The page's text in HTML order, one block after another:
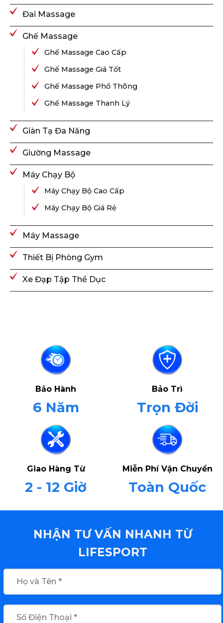
Đai Massage
Ghế Massage
Ghế Massage Cao Cấp
Ghế Massage Giá Tốt
Ghế Massage Phổ Thông
Ghế Massage Thanh Lý
Giàn Tạ Đa Năng
Giường Massage
Máy Chạy Bộ
Máy Chạy Bộ Cao Cấp
Máy Chạy Bộ Giá Rẻ
Máy Massage
Thiết Bị Phòng Gym
Xe Đạp Tập Thể Dục
Bảo Hành
6 Năm
Bảo Trì
Trọn Đời
Giao Hàng Từ
2 - 12 Giờ
Miễn Phí Vận Chuyển
Toàn Quốc
NHẬN TƯ VẤN NHANH TỪ
LIFESPORT